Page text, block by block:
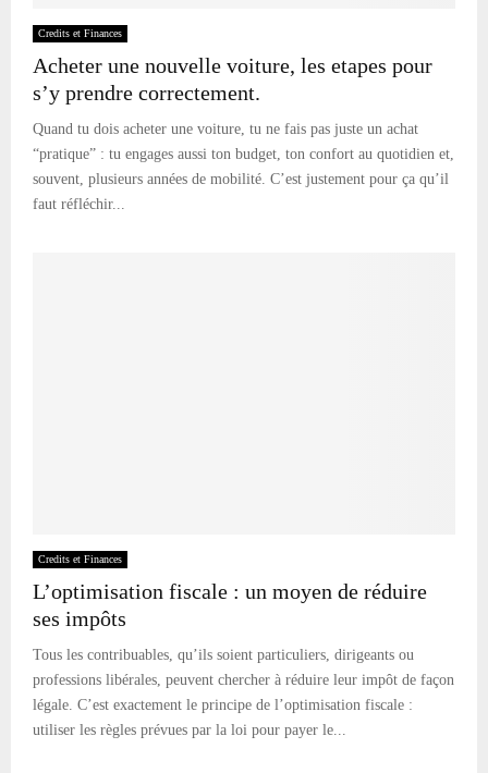
Credits et Finances
Acheter une nouvelle voiture, les etapes pour
s’y prendre correctement.
Quand tu dois acheter une voiture, tu ne fais pas juste un achat
“pratique” : tu engages aussi ton budget, ton confort au quotidien et,
souvent, plusieurs années de mobilité. C’est justement pour ça qu’il
faut réfléchir...
Credits et Finances
L’optimisation fiscale : un moyen de réduire
ses impôts
Tous les contribuables, qu’ils soient particuliers, dirigeants ou
professions libérales, peuvent chercher à réduire leur impôt de façon
légale. C’est exactement le principe de l’optimisation fiscale :
utiliser les règles prévues par la loi pour payer le...